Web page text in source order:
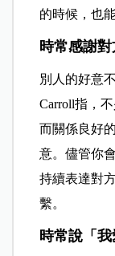
的時候，也
時常感謝對
別人的好意
Carroll指，
而關係良好
意。儘管你
持續表達對
繫。
時常說「我